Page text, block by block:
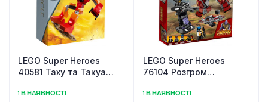
LEGO Super Heroes
40581 Таху та Такуа
1 В НАЯВНОСТІ
LEGO Super Heroes
76104 Розгром
деталей)
1 В НАЯВНОСТІ